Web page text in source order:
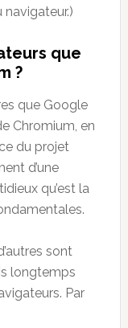
que
?
que Google
Chromium, en
du projet
d’une
qu’est la
sont
longtemps
Par